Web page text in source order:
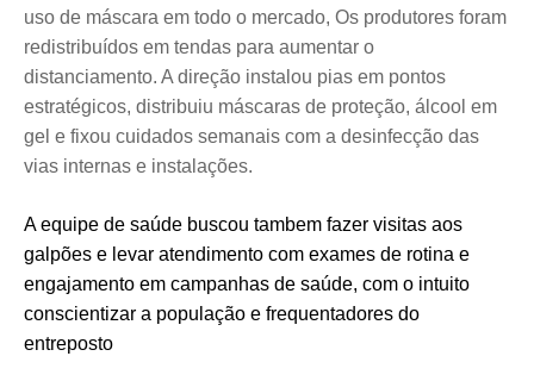
uso de máscara em todo o mercado, Os produtores foram
redistribuídos em tendas para aumentar o
distanciamento. A direção instalou pias em pontos
estratégicos, distribuiu máscaras de proteção, álcool em
gel e fixou cuidados semanais com a desinfecção das
vias internas e instalações.
A equipe de saúde buscou tambem fazer visitas aos
galpões e levar atendimento com exames de rotina e
engajamento em campanhas de saúde, com o intuito
conscientizar a população e frequentadores do
entreposto